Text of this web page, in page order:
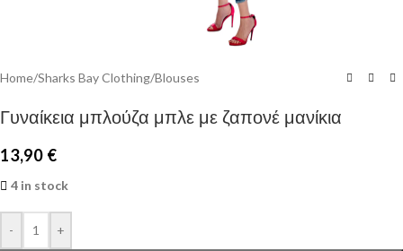
Home/Sharks Bay Clothing/Blouses
Γυναίκεια μπλούζα μπλε με ζαπονέ μανίκια
13,90 €
4 in stock
- +